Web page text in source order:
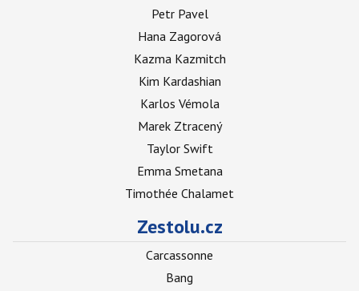
Petr Pavel
Hana Zagorová
Kazma Kazmitch
Kim Kardashian
Karlos Vémola
Marek Ztracený
Taylor Swift
Emma Smetana
Timothée Chalamet
Zestolu.cz
Carcassonne
Bang